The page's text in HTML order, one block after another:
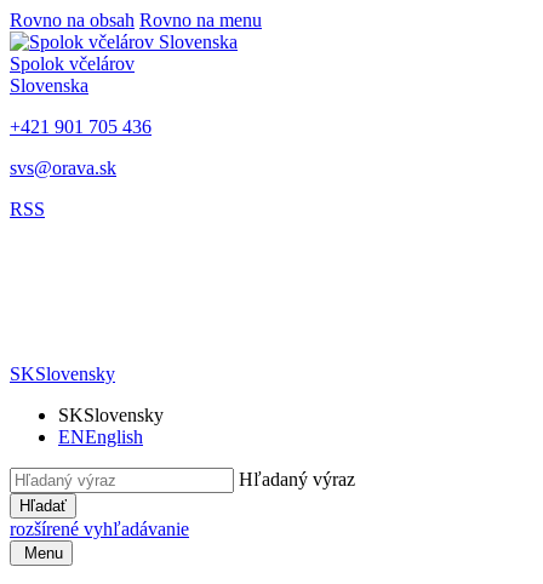
Rovno na obsah Rovno na menu
Spolok včelárov
Slovenska
+421 901 705 436
svs@orava.sk
RSS
SKSlovensky
SKSlovensky
ENEnglish
Hľadaný výraz
Hľadať
rozšírené vyhľadávanie
Menu